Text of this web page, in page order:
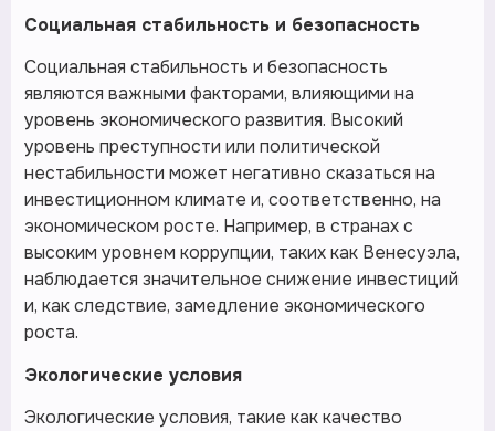
Социальная стабильность и безопасность
Социальная стабильность и безопасность
являются важными факторами, влияющими на
уровень экономического развития. Высокий
уровень преступности или политической
нестабильности может негативно сказаться на
инвестиционном климате и, соответственно, на
экономическом росте. Например, в странах с
высоким уровнем коррупции, таких как Венесуэла,
наблюдается значительное снижение инвестиций
и, как следствие, замедление экономического
роста.
Экологические условия
Экологические условия, такие как качество